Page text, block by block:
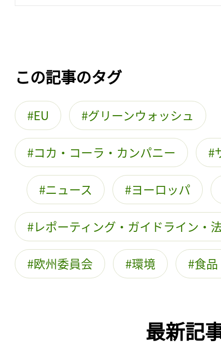
この記事のタグ
EU グリーンウォッシュ
コカ・コーラ・カンパニー
ニュース ヨーロッパ
レポーティング・ガイドライン・
欧州委員会 環境 食
最新記